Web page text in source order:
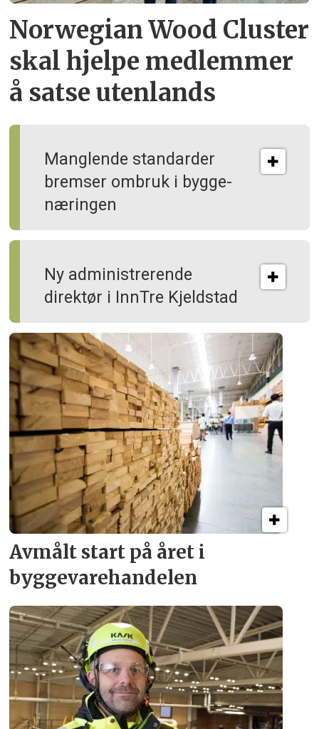
Norwegian Wood Cluster
skal hjelpe medlemmer
å satse utenlands
Manglende standarder
bremser ombruk i bygge­
næringen
Ny administrerende
direktør i InnTre Kjeldstad
Avmålt start på året i
byggevare­handelen